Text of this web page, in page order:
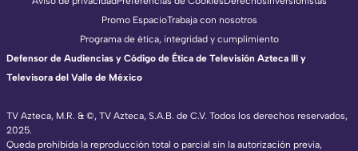
TV Azteca, M.R. & ©, TV Azteca, S.A.B. de C.V. Todos los derechos reservados,
2025.
Queda prohibida la reproducción total o parcial sin la autorización previa,
Promo EspacioTrabaja con nosotros
Programa de ética, integridad y cumplimiento
Defensor de Audiencias y Código de Ética de Televisión Azteca III y
Televisora del Valle de México